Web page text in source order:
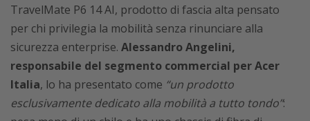
TravelMate P6 14 AI, prodotto di fascia alta pensato
per chi privilegia la mobilità senza rinunciare alla
sicurezza enterprise. Alessandro Angelini,
responsabile del segmento commercial per Acer
Italia, lo ha presentato come “un prodotto
esclusivamente dedicato alla mobilità a tutto tondo”: